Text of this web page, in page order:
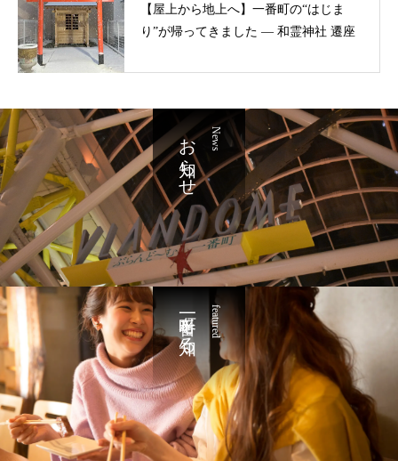
【屋上から地上へ】一番町の“はじま
り”が帰ってきました ― 和霊神社 遷座
News
お知らせ
featured
一番町を知る